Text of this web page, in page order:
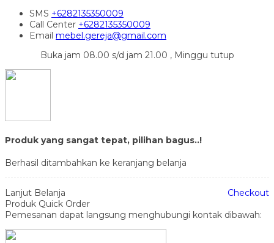
SMS +6282135350009
Call Center +6282135350009
Email mebel.gereja@gmail.com
Buka jam 08.00 s/d jam 21.00 , Minggu tutup
Produk yang sangat tepat, pilihan bagus..!
Berhasil ditambahkan ke keranjang belanja
Lanjut Belanja
Checkout
Produk Quick Order
Pemesanan dapat langsung menghubungi kontak dibawah: